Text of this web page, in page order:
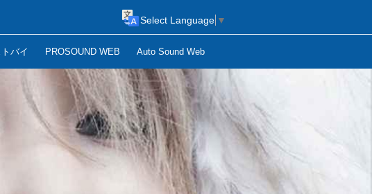
バイ PROSOUND WEB Auto Sound Web
Select Language ▼